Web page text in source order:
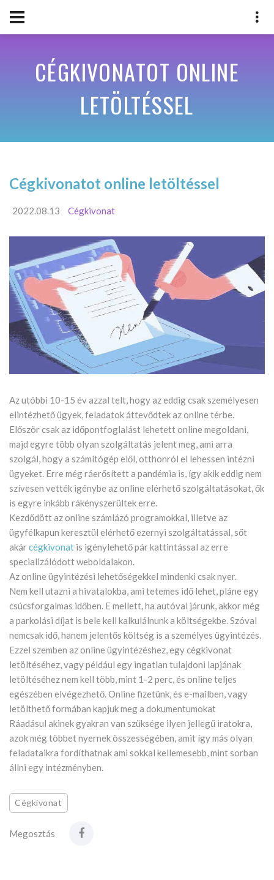
CÉGKIVONATOT ONLINE
LETÖLTÉSSEL
Cégkivonatot online letöltéssel
2022.08.13 Cégkivonat
Az utóbbi 10-15 év azzal telt, hogy az eddig csak személyesen
elintézhető ügyek, feladatok áttevődtek az online térbe.
Először csak az időpontfoglalást lehetett online megoldani,
majd egyre több olyan szolgáltatás jelent meg, ami arra
szolgál, hogy a számítógép elől, otthonról el lehessen intézni
ügyeket. Erre még ráerősített a pandémia is, így akik eddig nem
szívesen vették igénybe az online elérhető szolgáltatásokat, ők
is egyre inkább rákényszerültek erre.
Kezdődött az online számlázó programokkal, illetve az
ügyfélkapun keresztül elérhető ezernyi szolgáltatással, sőt
akárcégkivonat is igénylehető pár kattintással az erre
specializálódott weboldalakon.
Az online ügyintézési lehetőségekkel mindenki csak nyer.
Nem kell utazni a hivatalokba, ami tetemes idő lehet, pláne egy
csúcsforgalmas időben. E mellett, ha autóval járunk, akkor még
a parkolási díjat is bele kell kalkulálnunk a költségekbe. Szóval
nemcsak idő, hanem jelentős költség is a személyes ügyintézés.
Ezzel szemben az online ügyintézéshez, egy cégkivonat
letöltéséhez, vagy például egy ingatlan tulajdoni lapjának
letöltéséhez nem kell több, mint 1-2 perc, és online teljes
egészében elvégezhető. Online fizetünk, és e-mailben, vagy
letölthető formában kapjuk meg a dokumentumokat
Ráadásul akinek gyakran van szüksége ilyen jellegű iratokra,
azok még többet nyernek összességében, amit így más olyan
feladataikra fordíthatnak ami sokkal kellemesebb, mint sorban
állni egy intézményben.
Cégkivonat
Megosztás